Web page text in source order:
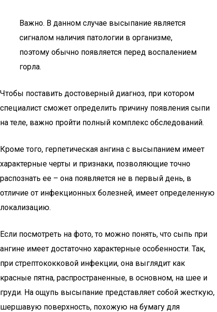
Важно. В данном случае высыпание является
сигналом наличия патологии в организме,
поэтому обычно появляется перед воспалением
горла.
Чтобы поставить достоверный диагноз, при котором
специалист сможет определить причину появления сыпи
на теле, важно пройти полный комплекс обследований.
Кроме того, герпетическая ангина с высыпанием имеет
характерные черты и признаки, позволяющие точно
распознать ее – она появляется не в первый день, в
отличие от инфекционных болезней, имеет определенную
локализацию.
Если посмотреть на фото, то можно понять, что сыпь при
ангине имеет достаточно характерные особенности. Так,
при стрептококковой инфекции, она выглядит как
красные пятна, распространенные, в основном, на шее и
груди. На ощупь высыпание представляет собой жесткую,
шершавую поверхность, похожую на бумагу для